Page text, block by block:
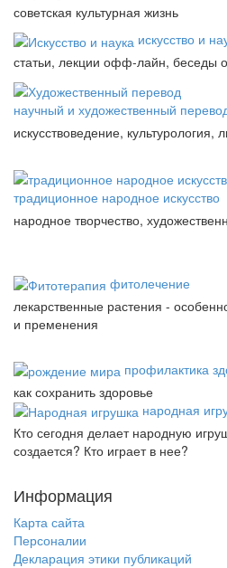
советская культурная жизнь
искусство и
статьи, лекции офф-лайн, беседы
научный и художественный
искусствоведение, культурология,
традиционное народное искусство
народное творчество,
фитолечение
лекарственные растения -
и пременения
профилактика
как сохранить здоровье
народная
Кто сегодня делает народную
создается? Кто играет в нее?
Информация
Карта сайта
Персоналии
Декларация этики публикаций